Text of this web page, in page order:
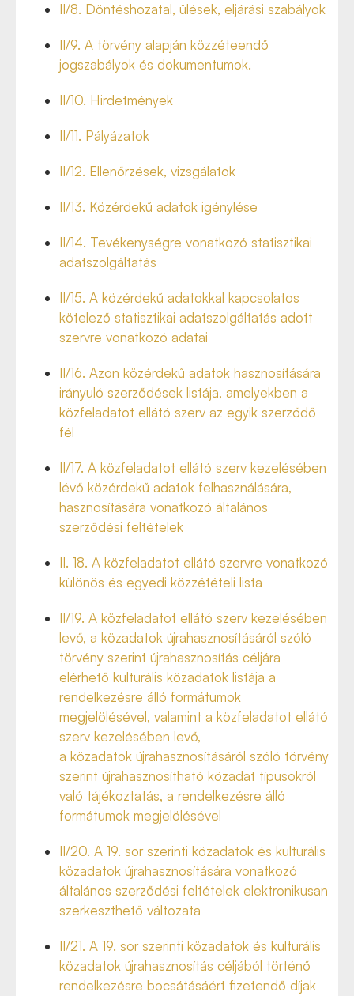
II/8. Döntéshozatal, ülések, eljárási szabályok
II/9. A törvény alapján közzéteendő
jogszabályok és dokumentumok.
II/10. Hirdetmények
II/11. Pályázatok
II/12. Ellenőrzések, vizsgálatok
II/13. Közérdekű adatok igénylése
II/14. Tevékenységre vonatkozó statisztikai
adatszolgáltatás
II/15. A közérdekű adatokkal kapcsolatos
kötelező statisztikai adatszolgáltatás adott
szervre vonatkozó adatai
II/16. Azon közérdekű adatok hasznosítására
irányuló szerződések listája, amelyekben a
közfeladatot ellátó szerv az egyik szerződő
fél
II/17. A közfeladatot ellátó szerv kezelésében
lévő közérdekű adatok felhasználására,
hasznosítására vonatkozó általános
szerződési feltételek
II. 18. A közfeladatot ellátó szervre vonatkozó
különös és egyedi közzétételi lista
II/19. A közfeladatot ellátó szerv kezelésében
levő, a közadatok újrahasznosításáról szóló
törvény szerint újrahasznosítás céljára
elérhető kulturális közadatok listája a
rendelkezésre álló formátumok
megjelölésével, valamint a közfeladatot ellátó
szerv kezelésében levő,
a közadatok újrahasznosításáról szóló törvény
szerint újrahasznosítható közadat típusokról
való tájékoztatás, a rendelkezésre álló
formátumok megjelölésével
II/20. A 19. sor szerinti közadatok és kulturális
közadatok újrahasznosítására vonatkozó
általános szerződési feltételek elektronikusan
szerkeszthető változata
II/21. A 19. sor szerinti közadatok és kulturális
közadatok újrahasznosítás céljából történő
rendelkezésre bocsátásáért fizetendő díjak